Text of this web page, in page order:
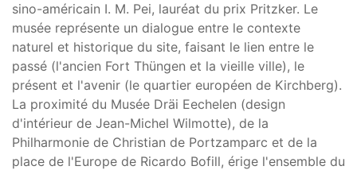
sino-américain I. M. Pei, lauréat du prix Pritzker. Le
musée représente un dialogue entre le contexte
naturel et historique du site, faisant le lien entre le
passé (l'ancien Fort Thüngen et la vieille ville), le
présent et l'avenir (le quartier européen de Kirchberg).
La proximité du Musée Dräi Eechelen (design
d'intérieur de Jean-Michel Wilmotte), de la
Philharmonie de Christian de Portzamparc et de la
place de l'Europe de Ricardo Bofill, érige l'ensemble du